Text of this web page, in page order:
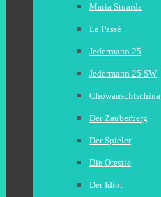
Maria Stuarda
Le Passè
Jedermann 25
Jedermann 25 SW
Chowanschtschina
Der Zauberberg
Der Spieler
Die Orestie
Der Idiot